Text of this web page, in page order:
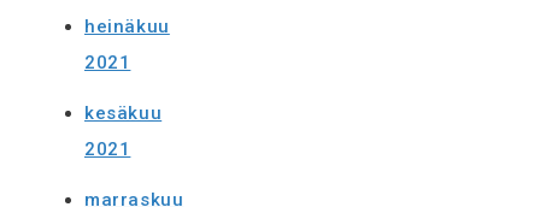
heinäkuu
2021
kesäkuu
2021
marraskuu